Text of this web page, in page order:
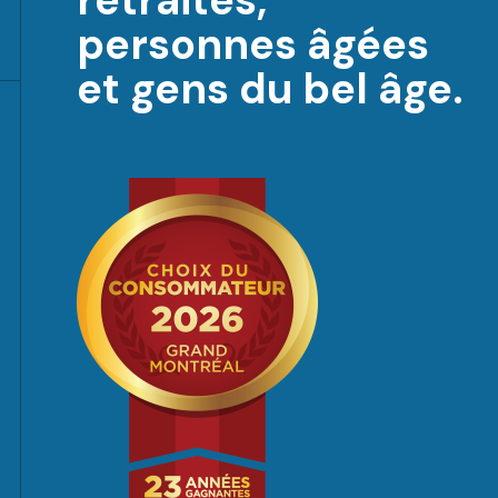
personnes âgées
et gens du bel âge.